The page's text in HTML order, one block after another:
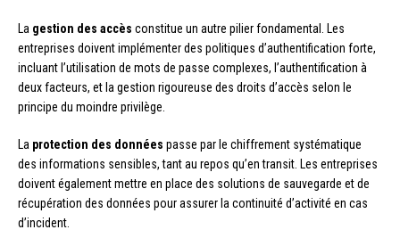
La gestion des accès constitue un autre pilier fondamental. Les
entreprises doivent implémenter des politiques d’authentification forte,
incluant l’utilisation de mots de passe complexes, l’authentification à
deux facteurs, et la gestion rigoureuse des droits d’accès selon le
principe du moindre privilège.
La protection des données passe par le chiffrement systématique
des informations sensibles, tant au repos qu’en transit. Les entreprises
doivent également mettre en place des solutions de sauvegarde et de
récupération des données pour assurer la continuité d’activité en cas
d’incident.